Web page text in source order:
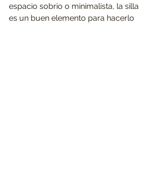
espacio sobrio o minimalista, la silla
es un buen elemento para hacerlo